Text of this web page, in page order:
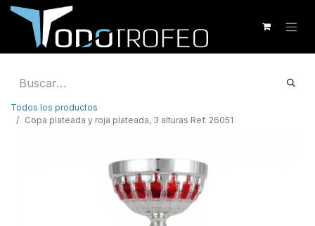
Todos los productos
Copa plateada y roja plateada, 3 alturas Ref. 26051